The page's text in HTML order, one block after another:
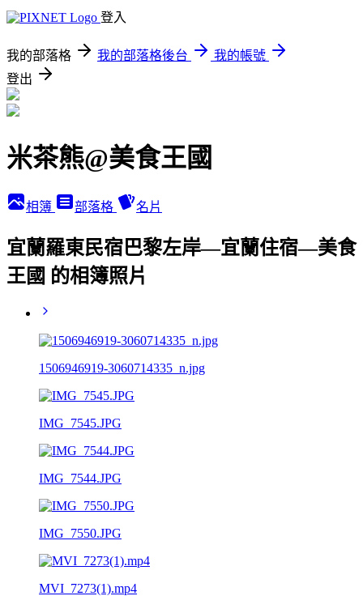
登入
我的部落格 我的部落格後台
我的帳號
登出
米茶熊@美食王國
相簿 部落格 名片
宜蘭羅東民宿巴黎左岸—宜蘭住宿—美食
王國 的相簿照片
1506946919-3060714335_n.jpg
IMG_7545.JPG
IMG_7544.JPG
IMG_7550.JPG
MVI_7273(1).mp4